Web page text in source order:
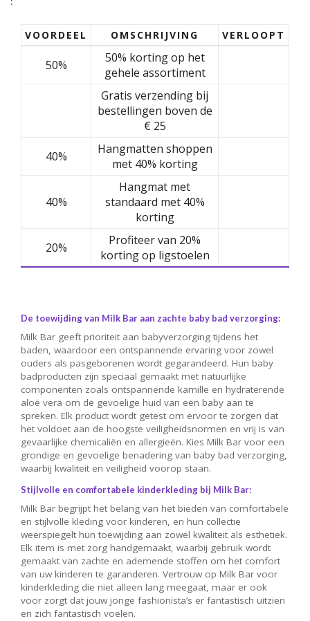
VOORDEEL OMSCHRIJVING VERLOOPT
50%
50% korting op het
gehele assortiment
Gratis verzending bij
bestellingen boven de
€ 25
40%
Hangmatten shoppen
met 40% korting
40%
Hangmat met
standaard met 40%
korting
20%
Profiteer van 20%
korting op ligstoelen
De toewijding van Milk Bar aan zachte baby bad verzorging:
Milk Bar geeft prioriteit aan babyverzorging tijdens het
baden, waardoor een ontspannende ervaring voor zowel
ouders als pasgeborenen wordt gegarandeerd. Hun baby
badproducten zijn speciaal gemaakt met natuurlijke
componenten zoals ontspannende kamille en hydraterende
aloë vera om de gevoelige huid van een baby aan te
spreken. Elk product wordt getest om ervoor te zorgen dat
het voldoet aan de hoogste veiligheidsnormen en vrij is van
gevaarlijke chemicaliën en allergieën. Kies Milk Bar voor een
grondige en gevoelige benadering van baby bad verzorging,
waarbij kwaliteit en veiligheid voorop staan.
Stijlvolle en comfortabele kinderkleding bij Milk Bar:
Milk Bar begrijpt het belang van het bieden van comfortabele
en stijlvolle kleding voor kinderen, en hun collectie
weerspiegelt hun toewijding aan zowel kwaliteit als esthetiek.
Elk item is met zorg handgemaakt, waarbij gebruik wordt
gemaakt van zachte en ademende stoffen om het comfort
van uw kinderen te garanderen. Vertrouw op Milk Bar voor
kinderkleding die niet alleen lang meegaat, maar er ook
voor zorgt dat jouw jonge fashionista’s er fantastisch uitzien
en zich fantastisch voelen.